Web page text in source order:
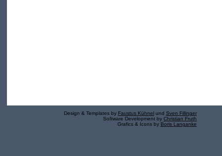
Design & Templates by Faustus Kühnel und Sven Fillinger
Software Development by Christian Fruth
Grafics & Icons by Boris Langanke